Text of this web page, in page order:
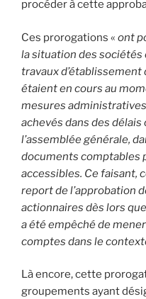
procéder à cette
Ces prorogations « ont
la situation des
travaux
étaient en cours au
mesures
achevés dans des
l’assemblée générale,
documents comptables
accessibles. Ce faisant,
report de l’approbation
actionnaires dès lors
a été empêché de
comptes dans le
Là encore, cette
groupements ayant